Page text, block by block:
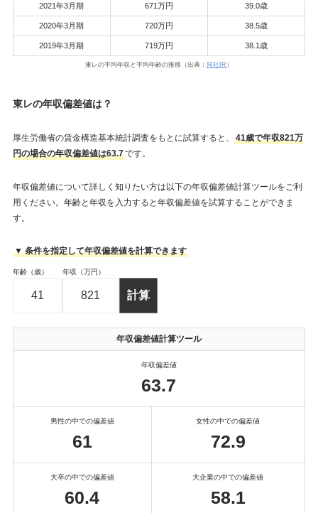
2021年3月期 671万円 39.0歳
2020年3月期 720万円 38.5歳
2019年3月期 719万円 38.1歳
東レの平均年収と平均年齢の推移（出典： 同社IR ）
東レの年収偏差値は？
厚生労働省の賃金構造基本統計調査をもとに試算すると、
41歳で年収821万
円の場合の年収偏差値は63.7です。
年収偏差値について詳しく知りたい方は以下の年収偏差値計算ツールをご利
用ください。年齢と年収を入力すると年収偏差値を試算することができま
す。
▼ 条件を指定して年収偏差値を計算できます
年齢（歳） 年収（万円）
年収偏差値計算ツール
年収偏差値
63.7
男性の中での偏差値
61
女性の中での偏差値
72.9
大卒の中での偏差値
60.4
大企業の中での偏差値
58.1